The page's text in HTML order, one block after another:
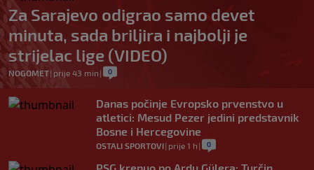
Za Sarajevo odigrao samo devet
minuta, sada briljira i najbolji je
strijelac lige (VIDEO)
NOGOMET| prije 43 min | 0
Danas počinje Evropsko prvenstvo u
atletici: Mesud Pezer jedini predstavnik
Bosne i Hercegovine
OSTALI SPORTOVI| prije 1 h | 0